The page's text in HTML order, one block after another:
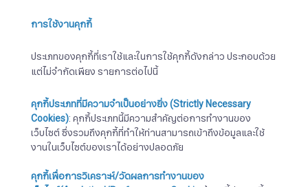
การใช้งานคุกกี้
ประเภทของคุกกี้ที่เราใช้และในการใช้คุกกี้ดังกล่าว ประกอบด้วย
แต่ไม่จำกัดเพียง รายการต่อไปนี้
คุกกี้ประเภทที่มีความจำเป็นอย่างยิ่ง(Strictly Necessary
Cookies): คุกกี้ประเภทนี้มีความสำคัญต่อการทำงานของ
เว็บไซต์ ซึ่งรวมถึงคุกกี้ที่ทำให้ท่านสามารถเข้าถึงข้อมูลและใช้
งานในเว็บไซต์ของเราได้อย่างปลอดภัย
คุกกี้เพื่อการวิเคราะห์/วัดผลการทำงานของ